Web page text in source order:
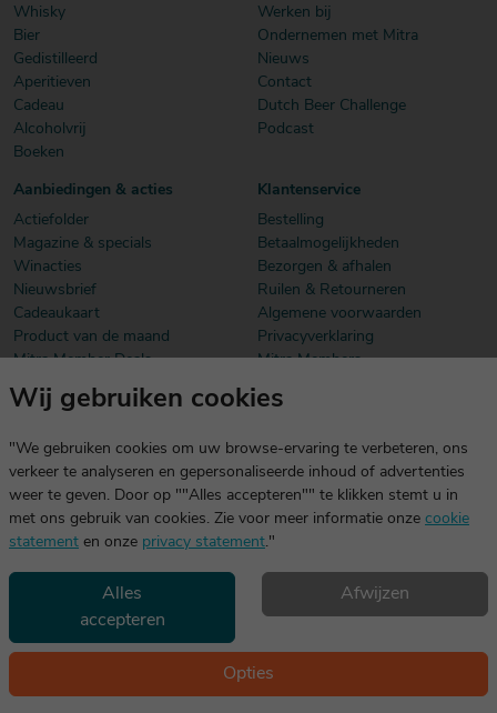
Whisky
Bier
Gedistilleerd
Aperitieven
Cadeau
Alcoholvrij
Boeken
Werken bij
Ondernemen met Mitra
Nieuws
Contact
Dutch Beer Challenge
Podcast
Aanbiedingen & acties
Actiefolder
Magazine & specials
Winacties
Nieuwsbrief
Cadeaukaart
Product van de maand
Mitra Member Deals
Klantenservice
Bestelling
Betaalmogelijkheden
Bezorgen & afhalen
Ruilen & Retourneren
Algemene voorwaarden
Privacyverklaring
Mitra Members
Download onze app
dezelfde gegevens die je voor mitra.nl gebruikt.
Geniet, maar drink met mate. Geen 18 geen alcohol
©2026 Mitra -Disclaimerencopyright- Verantwoord
alcoholgebruik
Wij gebruiken cookies
"We gebruiken cookies om uw browse-ervaring te verbeteren, ons
verkeer te analyseren en gepersonaliseerde inhoud of advertenties
weer te geven. Door op ""Alles accepteren"" te klikken stemt u in
met ons gebruik van cookies. Zie voor meer informatie onze cookie
statement en onze privacy statement."
Alles
accepteren
Afwijzen
Opties